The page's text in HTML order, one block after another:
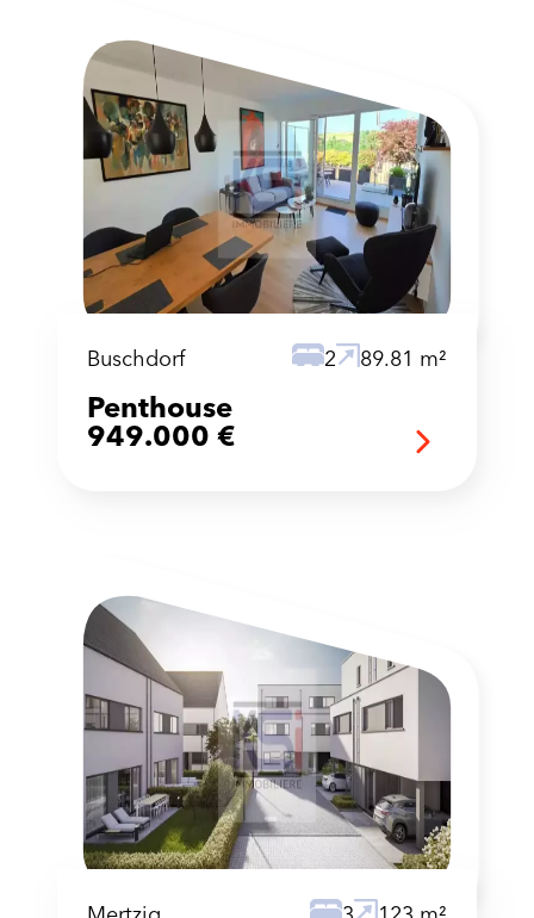
Buschdorf 2 89.81 m²
Penthouse
949.000 €